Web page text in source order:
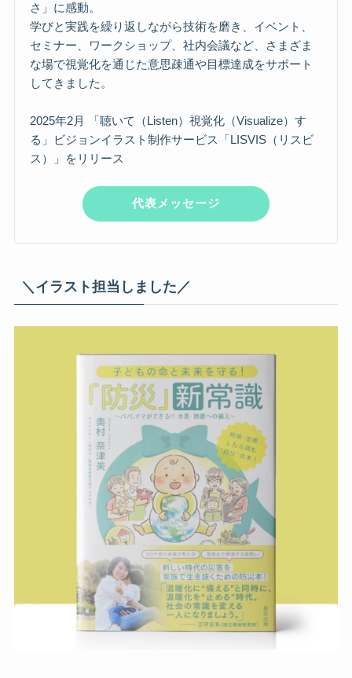
さ」に感動。
学びと実践を繰り返しながら技術を磨き、イベント、
セミナー、ワークショップ、社内会議など、さまざま
な場で視覚化を通じた意思疎通や目標達成をサポート
してきました。
2025年2月 「聴いて（Listen）視覚化（Visualize）す
る」ビジョンイラスト制作サービス「LISVIS（リスビ
ス）」をリリース
代表メッセージ
＼イラスト担当しました／